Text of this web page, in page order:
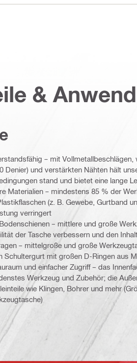
&
– mit Vollmetallbeschlägen,
Denier) und verstärkten Nähten hält
stand und bietet eine lange
Materialien – mindestens 85 % der
(z. B. Gewebe, Gurtband
verringert
– mittlere und große
der Tasche verbessern und den
– mittelgroße und große
Schultergurt mit großen D-Ringen aus
und einfacher Zugriff – das
Werkzeug und Zubehör; die
wie Klingen, Bohrer und mehr